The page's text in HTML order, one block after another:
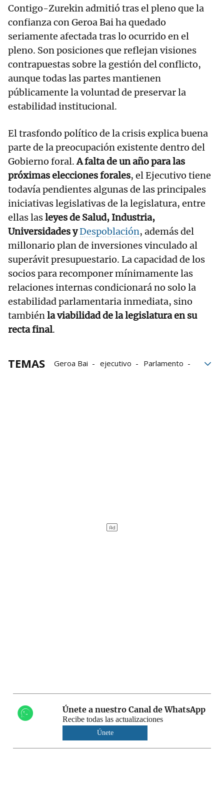
Contigo-Zurekin admitió tras el pleno que la
confianza con Geroa Bai ha quedado
seriamente afectada tras lo ocurrido en el
pleno. Son posiciones que reflejan visiones
contrapuestas sobre la gestión del conflicto,
aunque todas las partes mantienen
públicamente la voluntad de preservar la
estabilidad institucional.
El trasfondo político de la crisis explica buena
parte de la preocupación existente dentro del
Gobierno foral.A falta de un año para las
próximas elecciones forales, el Ejecutivo tiene
todavía pendientes algunas de las principales
iniciativas legislativas de la legislatura, entre
ellas lasleyes de Salud, Industria,
Universidades yDespoblación, además del
millonario plan de inversiones vinculado al
superávit presupuestario. La capacidad de los
socios para recomponer mínimamente las
relaciones internas condicionará no solo la
estabilidad parlamentaria inmediata, sino
también la viabilidad de la legislatura en su
recta final.
TEMAS Geroa Bai ejecutivo
Parlamento
Únete a nuestro Canal de WhatsApp
Recibe todas las actualizaciones
Únete